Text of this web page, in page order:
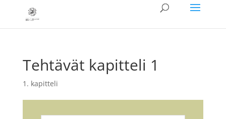
Tehtävät kapitteli 1
1. kapitteli